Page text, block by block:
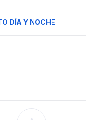
DÍA Y NOCHE